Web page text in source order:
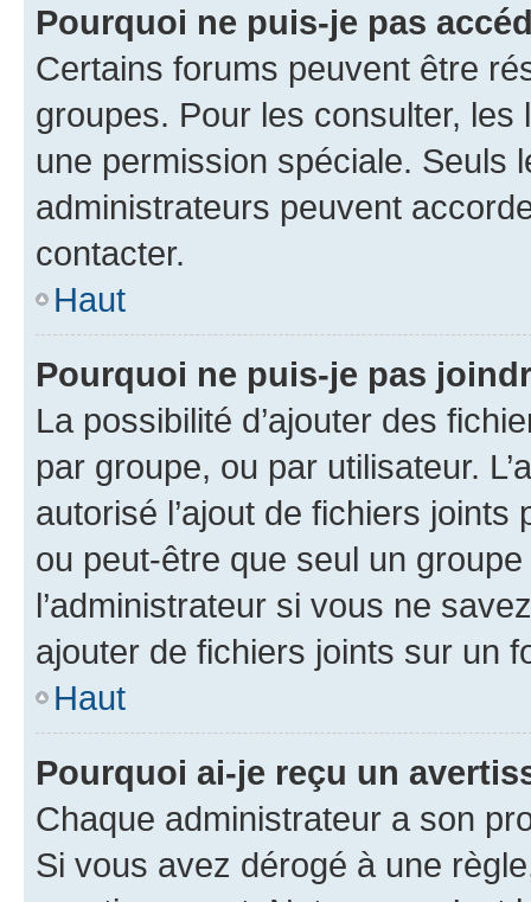
Pourquoi ne puis-je pas
Certains forums peuvent être
groupes. Pour les consulter,
une permission spéciale. Seuls
administrateurs peuvent
contacter.
Haut
Pourquoi ne puis-je pas
La possibilité d’ajouter des
par groupe, ou par utilisateur.
autorisé l’ajout de fichiers
ou peut-être que seul un
l’administrateur si vous ne
ajouter de fichiers joints sur un
Haut
Pourquoi ai-je reçu un
Chaque administrateur a son
Si vous avez dérogé à une